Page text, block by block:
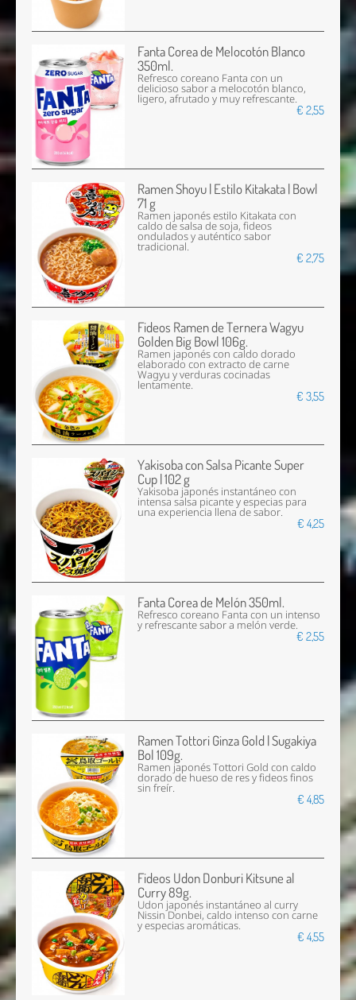
Fanta Corea de Melocotón Blanco
350ml.
Refresco coreano Fanta con un
delicioso sabor a melocotón blanco,
ligero, afrutado y muy refrescante.
€ 2,55
Ramen Shoyu | Estilo Kitakata | Bowl
71 g
Ramen japonés estilo Kitakata con
caldo de salsa de soja, fideos
ondulados y auténtico sabor
tradicional.
€ 2,75
Fideos Ramen de Ternera Wagyu
Golden Big Bowl 106g.
Ramen japonés con caldo dorado
elaborado con extracto de carne
Wagyu y verduras cocinadas
lentamente.
€ 3,55
Yakisoba con Salsa Picante Super
Cup | 102 g
Yakisoba japonés instantáneo con
intensa salsa picante y especias para
una experiencia llena de sabor.
€ 4,25
Fanta Corea de Melón 350ml.
Refresco coreano Fanta con un intenso
y refrescante sabor a melón verde.
€ 2,55
Ramen Tottori Ginza Gold | Sugakiya
Bol 109g.
Ramen japonés Tottori Gold con caldo
dorado de hueso de res y fideos finos
sin freír.
€ 4,85
Fideos Udon Donburi Kitsune al
Curry 89g.
Udon japonés instantáneo al curry
Nissin Donbei, caldo intenso con carne
y especias aromáticas.
€ 4,55